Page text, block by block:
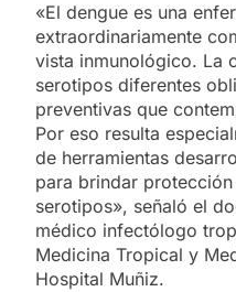
«El dengue es una
extraordinariamente
vista inmunológico. La
serotipos diferentes
preventivas que
Por eso resulta
de herramientas
para brindar
serotipos», señaló el
médico infectólogo
Medicina Tropical y
Hospital Muñiz.